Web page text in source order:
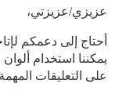
عزيزي/عزيزتي،
أحتاج إلى دعمكم
يمكننا استخدام
على التعليقات